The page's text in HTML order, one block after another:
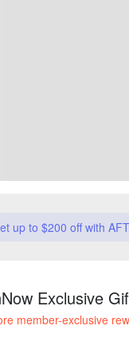
up to $200 off with
Exclusive
member-exclusive